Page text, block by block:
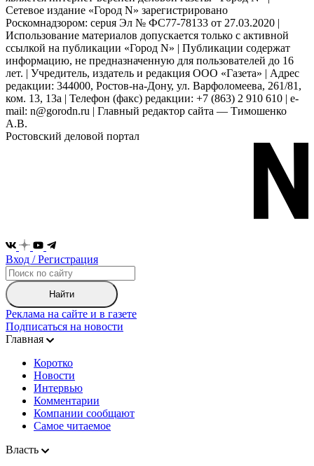
Сетевое издание «Город N» зарегистрировано
Роскомнадзором: серuя Эл № ФС77-78133 от 27.03.2020 |
Использование материалов допускается только с активной
ссылкой на публикации «Город N» | Публикации содержат
информацию, не предназначенную для пользователей до 16
лет. | Учредитель, издатель и редакция ООО «Газета» | Адрес
редакции: 344000, Ростов-на-Дону, ул. Варфоломеева, 261/81,
ком. 13, 13а | Телефон (факс) редакции: +7 (863) 2 910 610 | e-
mail: n@gorodn.ru | Главный редактор сайта — Тимошенко
А.В.
Ростовский деловой портал
Вход / Регистрация
Найти
Реклама на сайте и в газете
Подписаться на новости
Главная
Коротко
Новости
Интервью
Комментарии
Компании сообщают
Самое читаемое
Власть